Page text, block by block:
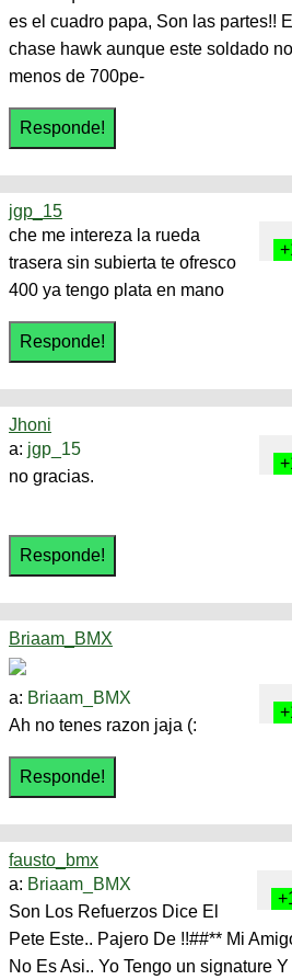
es el cuadro papa, Son las partes!!
chase hawk aunque este soldado
menos de 700pe-
jgp_15
che me intereza la rueda
trasera sin subierta te ofresco
400 ya tengo plata en mano
Jhoni
a: jgp_15
no gracias.
Briaam_BMX
a: Briaam_BMX
Ah no tenes razon jaja (:
fausto_bmx
a: Briaam_BMX
Son Los Refuerzos Dice El
Pete Este.. Pajero De !!##** Mi
No Es Asi.. Yo Tengo un signature